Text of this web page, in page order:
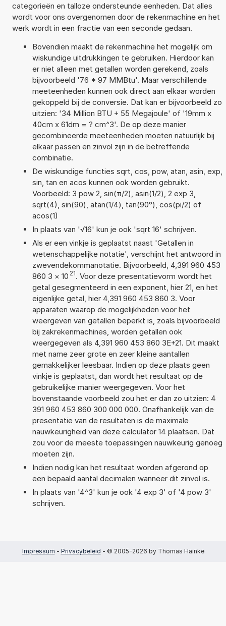
categorieën en talloze ondersteunde eenheden. Dat alles
wordt voor ons overgenomen door de rekenmachine en het
werk wordt in een fractie van een seconde gedaan.
Bovendien maakt de rekenmachine het mogelijk om
wiskundige uitdrukkingen te gebruiken. Hierdoor kan
er niet alleen met getallen worden gerekend, zoals
bijvoorbeeld '76 * 97 MMBtu'. Maar verschillende
meeteenheden kunnen ook direct aan elkaar worden
gekoppeld bij de conversie. Dat kan er bijvoorbeeld zo
uitzien: '34 Million BTU + 55 Megajoule' of '19mm x
40cm x 61dm = ? cm^3'. De op deze manier
gecombineerde meeteenheden moeten natuurlijk bij
elkaar passen en zinvol zijn in de betreffende
combinatie.
De wiskundige functies sqrt, cos, pow, atan, asin, exp,
sin, tan en acos kunnen ook worden gebruikt.
Voorbeeld: 3 pow 2, sin(π/2), asin(1/2), 2 exp 3,
sqrt(4), sin(90), atan(1/4), tan(90°), cos(pi/2) of
acos(1)
In plaats van '√16' kun je ook 'sqrt 16' schrijven.
Als er een vinkje is geplaatst naast 'Getallen in
wetenschappelijke notatie', verschijnt het antwoord in
zwevendekommanotatie. Bijvoorbeeld, 4,391 960 453
860 3 × 10 21. Voor deze presentatievorm wordt het
getal gesegmenteerd in een exponent, hier 21, en het
eigenlijke getal, hier 4,391 960 453 860 3. Voor
apparaten waarop de mogelijkheden voor het
weergeven van getallen beperkt is, zoals bijvoorbeeld
bij zakrekenmachines, worden getallen ook
weergegeven als 4,391 960 453 860 3E+21. Dit maakt
met name zeer grote en zeer kleine aantallen
gemakkelijker leesbaar. Indien op deze plaats geen
vinkje is geplaatst, dan wordt het resultaat op de
gebruikelijke manier weergegeven. Voor het
bovenstaande voorbeeld zou het er dan zo uitzien: 4
391 960 453 860 300 000 000. Onafhankelijk van de
presentatie van de resultaten is de maximale
nauwkeurigheid van deze calculator 14 plaatsen. Dat
zou voor de meeste toepassingen nauwkeurig genoeg
moeten zijn.
Indien nodig kan het resultaat worden afgerond op
een bepaald aantal decimalen wanneer dit zinvol is.
In plaats van '4^3' kun je ook '4 exp 3' of '4 pow 3'
schrijven.
Impressum - Privacybeleid - © 2005-2026 by Thomas Hainke